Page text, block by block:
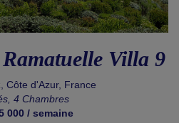
Villa 9
Côte d'Azur, France
4 Chambres
000 / semaine